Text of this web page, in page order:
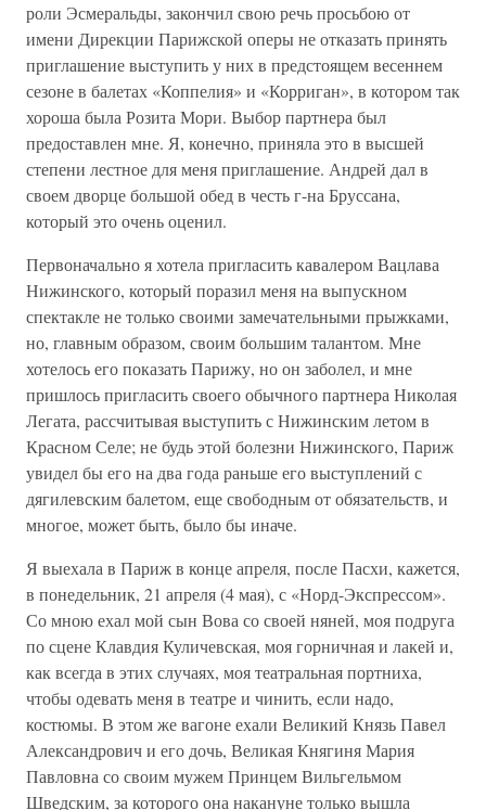
роли Эсмеральды, закончил свою речь просьбою от
имени Дирекции Парижской оперы не отказать принять
приглашение выступить у них в предстоящем весеннем
сезоне в балетах «Коппелия» и «Корриган», в котором так
хороша была Розита Мори. Выбор партнера был
предоставлен мне. Я, конечно, приняла это в высшей
степени лестное для меня приглашение. Андрей дал в
своем дворце большой обед в честь г-на Бруссана,
который это очень оценил.
Первоначально я хотела пригласить кавалером Вацлава
Нижинского, который поразил меня на выпускном
спектакле не только своими замечательными прыжками,
но, главным образом, своим большим талантом. Мне
хотелось его показать Парижу, но он заболел, и мне
пришлось пригласить своего обычного партнера Николая
Легата, рассчитывая выступить с Нижинским летом в
Красном Селе; не будь этой болезни Нижинского, Париж
увидел бы его на два года раньше его выступлений с
дягилевским балетом, еще свободным от обязательств, и
многое, может быть, было бы иначе.
Я выехала в Париж в конце апреля, после Пасхи, кажется,
в понедельник, 21 апреля (4 мая), с «Норд-Экспрессом».
Со мною ехал мой сын Вова со своей няней, моя подруга
по сцене Клавдия Куличевская, моя горничная и лакей и,
как всегда в этих случаях, моя театральная портниха,
чтобы одевать меня в театре и чинить, если надо,
костюмы. В этом же вагоне ехали Великий Князь Павел
Александрович и его дочь, Великая Княгиня Мария
Павловна со своим мужем Принцем Вильгельмом
Шведским, за которого она накануне только вышла